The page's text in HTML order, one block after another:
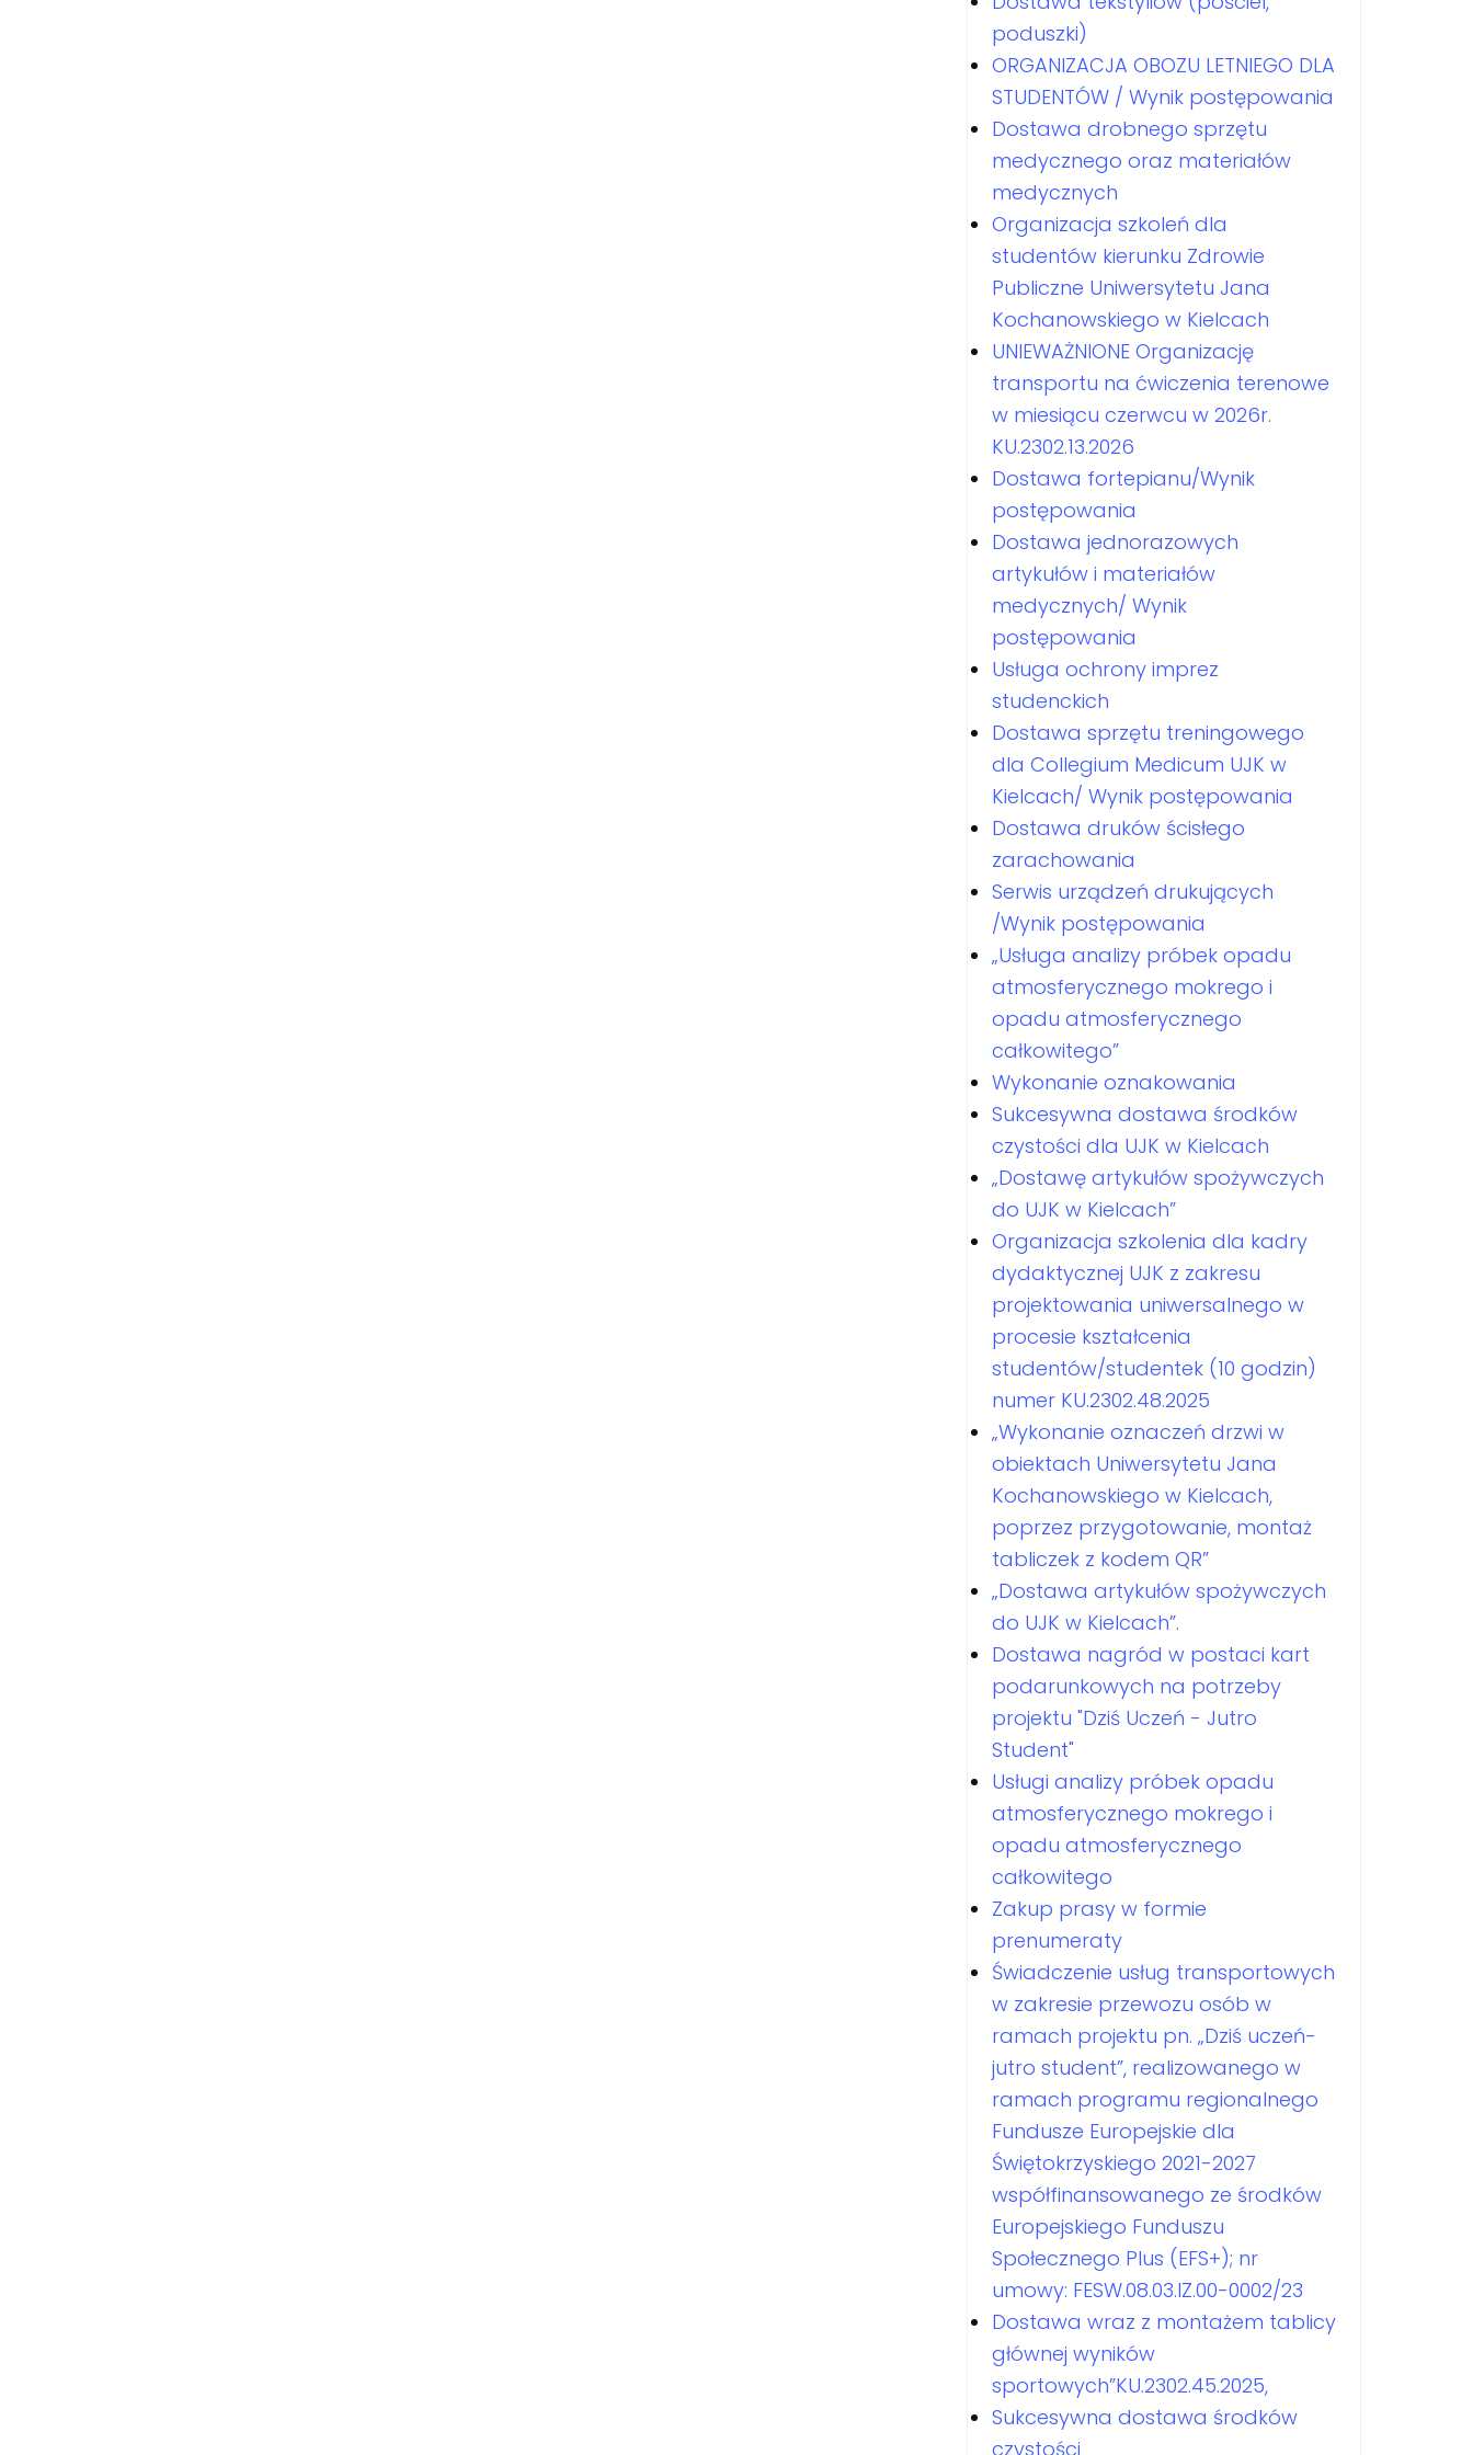
poduszki)
ORGANIZACJA OBOZU LETNIEGO DLA
STUDENTÓW / Wynik postępowania
Dostawa drobnego sprzętu
medycznego oraz materiałów
medycznych
Organizacja szkoleń dla
studentów kierunku Zdrowie
Publiczne Uniwersytetu Jana
Kochanowskiego w Kielcach
UNIEWAŻNIONE Organizację
transportu na ćwiczenia terenowe
w miesiącu czerwcu w 2026r.
KU.2302.13.2026
Dostawa fortepianu/Wynik
postępowania
Dostawa jednorazowych
artykułów i materiałów
medycznych/ Wynik
postępowania
Usługa ochrony imprez
studenckich
Dostawa sprzętu treningowego
dla Collegium Medicum UJK w
Kielcach/ Wynik postępowania
Dostawa druków ścisłego
zarachowania
Serwis urządzeń drukujących
/Wynik postępowania
„Usługa analizy próbek opadu
atmosferycznego mokrego i
opadu atmosferycznego
całkowitego”
Wykonanie oznakowania
Sukcesywna dostawa środków
czystości dla UJK w Kielcach
„Dostawę artykułów spożywczych
do UJK w Kielcach”
Organizacja szkolenia dla kadry
dydaktycznej UJK z zakresu
projektowania uniwersalnego w
procesie kształcenia
studentów/studentek (10 godzin)
numer KU.2302.48.2025
„Wykonanie oznaczeń drzwi w
obiektach Uniwersytetu Jana
Kochanowskiego w Kielcach,
poprzez przygotowanie, montaż
tabliczek z kodem QR”
„Dostawa artykułów spożywczych
do UJK w Kielcach”.
Dostawa nagród w postaci kart
podarunkowych na potrzeby
projektu "Dziś Uczeń - Jutro
Student"
Usługi analizy próbek opadu
atmosferycznego mokrego i
opadu atmosferycznego
całkowitego
Zakup prasy w formie
prenumeraty
Świadczenie usług transportowych
w zakresie przewozu osób w
ramach projektu pn. „Dziś uczeń-
jutro student”, realizowanego w
ramach programu regionalnego
Fundusze Europejskie dla
Świętokrzyskiego 2021-2027
współfinansowanego ze środków
Europejskiego Funduszu
Społecznego Plus (EFS+); nr
umowy: FESW.08.03.IZ.00-0002/23
Dostawa wraz z montażem tablicy
głównej wyników
sportowych”KU.2302.45.2025,
Sukcesywna dostawa środków
czystości